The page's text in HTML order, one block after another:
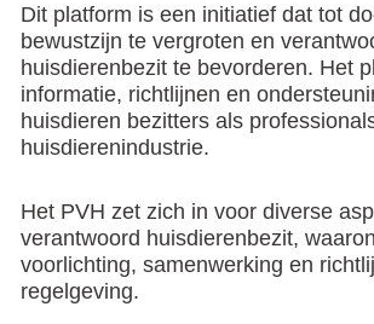
Dit platform is een initiatief dat tot
bewustzijn te vergroten en
huisdierenbezit te bevorderen. Het
informatie, richtlijnen en
huisdieren bezitters als
huisdierenindustrie.
Het PVH zet zich in voor diverse
verantwoord huisdierenbezit,
voorlichting, samenwerking en
regelgeving.